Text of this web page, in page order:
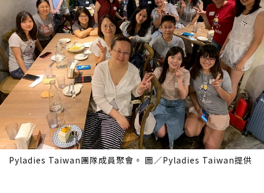
Pyladies Taiwan團隊成員聚會。 圖／Pyladies Taiwan提供